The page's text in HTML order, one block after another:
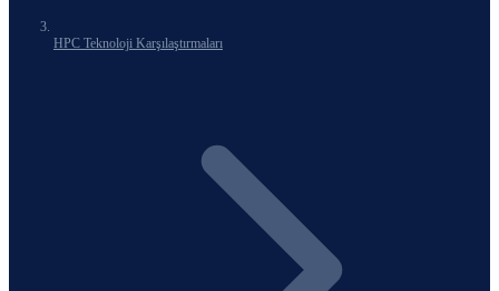
HPC Teknoloji Karşılaştırmaları